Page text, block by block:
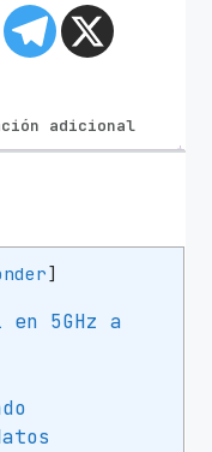
adicional
]
5GHz a